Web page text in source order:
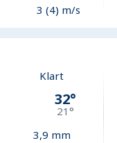
3 (4) m/s
Klart
32°
21°
3,9 mm